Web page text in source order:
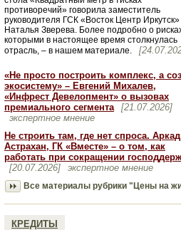
противоречий» говорила заместитель
руководителя ГСК «Восток Центр Иркутск»
Наталья Зверева. Более подробно о
которыми в настоящее время столкнулась
отрасль, – в нашем материале.
«Не просто построить комплекс, а
экосистему» – Евгений Михалев,
«Инфрест Девелопмент» о вызовах
премиального сегмента
[21.07.2026]
экспертное мнение
Не строить там, где нет спроса.
Астрахан, ГК «Вместе» – о том, как
работать при сокращении
[20.07.2026]
экспертное мнение
Все материалы рубрики "Цены на
КРЕДИТЫ